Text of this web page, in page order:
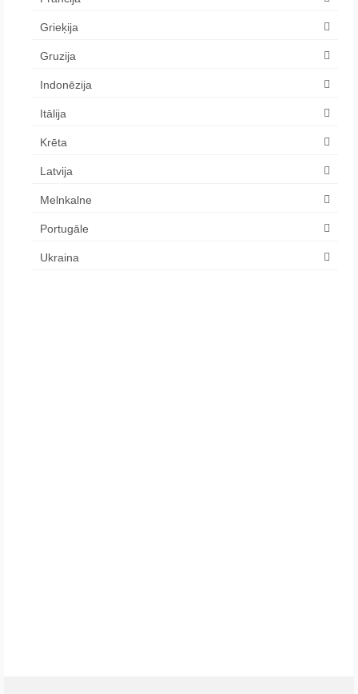
Grieķija
Gruzija
Indonēzija
Itālija
Krēta
Latvija
Melnkalne
Portugāle
Ukraina